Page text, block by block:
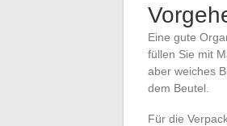
Eine gute
füllen Sie mit
aber weiches
dem Beutel.
Für die